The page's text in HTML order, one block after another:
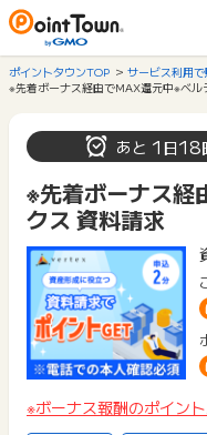
ポイントタウンTOP サービス利用
※先着ボーナス経由でMAX還元中※ベル
あと 1 日18
※先着ボーナス経
クス 資料請求
※ボーナス報酬のポイン